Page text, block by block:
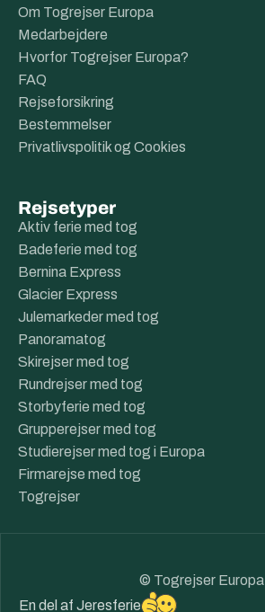
Om Togrejser Europa
Medarbejdere
Hvorfor Togrejser Europa?
FAQ
Rejseforsikring
Bestemmelser
Privatlivspolitik og Cookies
Rejsetyper
Aktiv ferie med tog
Badeferie med tog
Bernina Express
Glacier Express
Julemarkeder med tog
Panoramatog
Skirejser med tog
Rundrejser med tog
Storbyferie med tog
Grupperejser med tog
Studierejser med tog i Europa
Firmarejse med tog
Togrejser
© Togrejser Europa
En del af Jeresferie